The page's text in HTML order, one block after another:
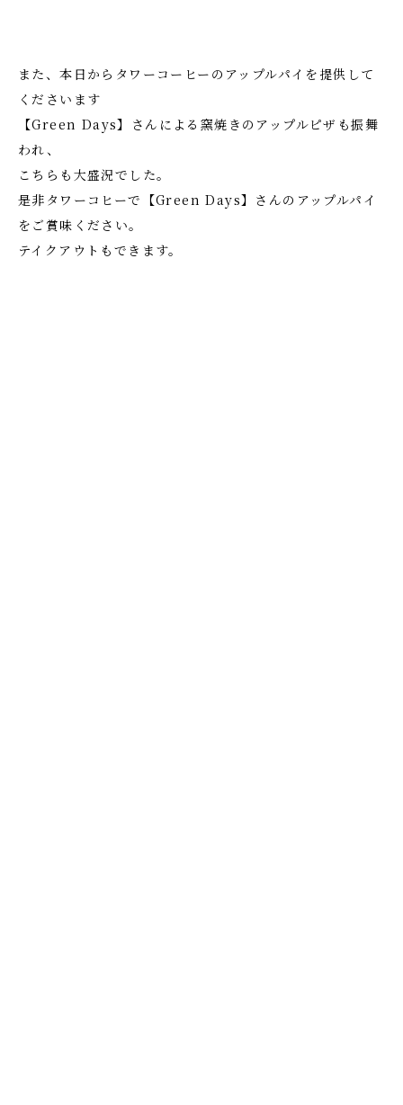
また、本日からタワーコーヒーのアップルパイを提供して
くださいます
【Green Days】さんによる窯焼きのアップルピザも振舞
われ、
こちらも大盛況でした。
是非タワーコヒーで【Green Days】さんのアップルパイ
をご賞味ください。
テイクアウトもできます。